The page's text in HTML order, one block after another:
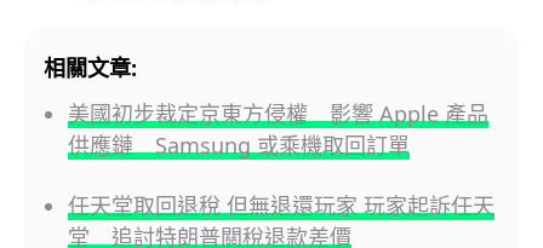
相關文章:
美國初步裁定京東方侵權 影響 Apple 產品
供應鏈 Samsung 或乘機取回訂單
任天堂取回退稅 但無退還玩家 玩家起訴任天
堂 追討特朗普關稅退款差價